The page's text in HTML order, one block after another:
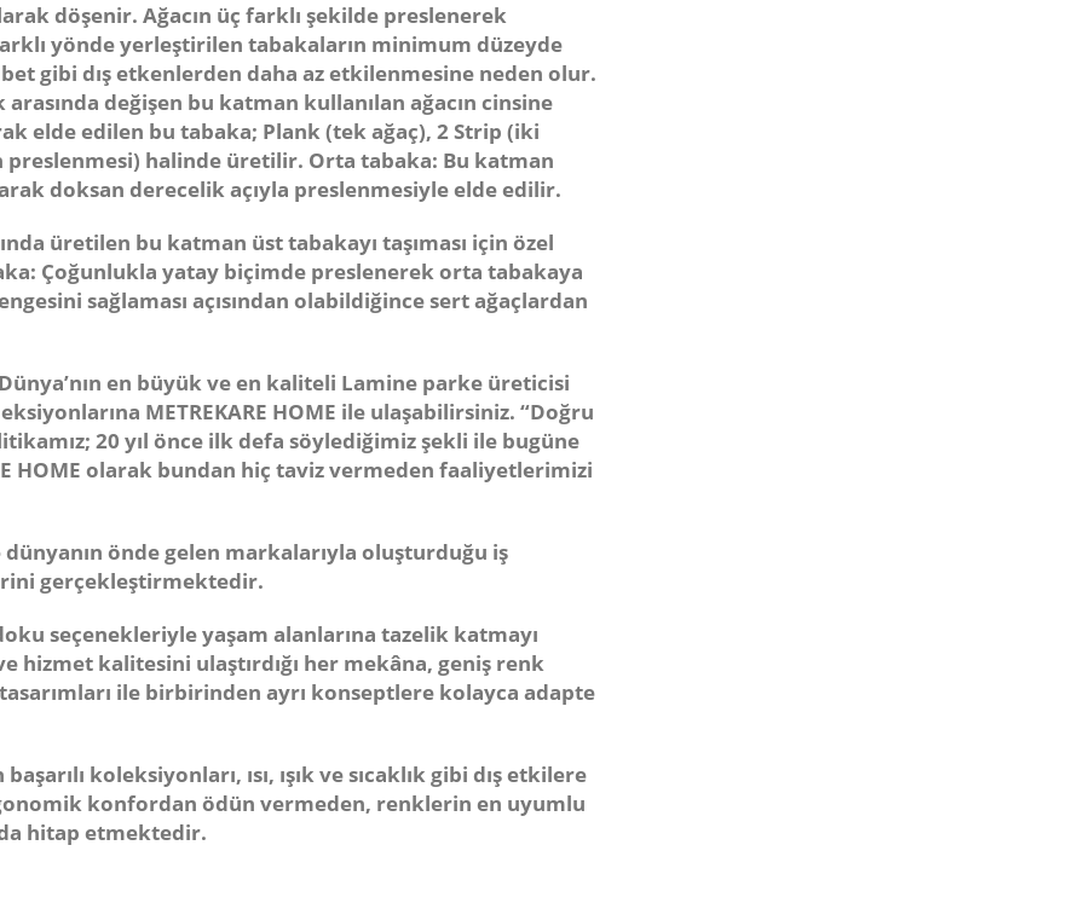
döşenir. Ağacın üç farklı şekilde preslenerek
yönde yerleştirilen tabakaların minimum düzeyde
gibi dış etkenlerden daha az etkilenmesine neden olur.
değişen bu katman kullanılan ağacın cinsine
elde edilen bu tabaka; Plank (tek ağaç), 2 Strip (iki
preslenmesi) halinde üretilir. Orta tabaka: Bu katman
doksan derecelik açıyla preslenmesiyle elde edilir.
üretilen bu katman üst tabakayı taşıması için özel
Çoğunlukla yatay biçimde preslenerek orta tabakaya
sağlaması açısından olabildiğince sert ağaçlardan
en büyük ve en kaliteli Lamine parke üreticisi
METREKARE HOME ile ulaşabilirsiniz. “Doğru
20 yıl önce ilk defa söylediğimiz şekli ile bugüne
HOME olarak bundan hiç taviz vermeden faaliyetlerimizi
önde gelen markalarıyla oluşturduğu iş
gerçekleştirmektedir.
seçenekleriyle yaşam alanlarına tazelik katmayı
hizmet kalitesini ulaştırdığı her mekâna, geniş renk
ile birbirinden ayrı konseptlere kolayca adapte
koleksiyonları, ısı, ışık ve sıcaklık gibi dış etkilere
konfordan ödün vermeden, renklerin en uyumlu
hitap etmektedir.